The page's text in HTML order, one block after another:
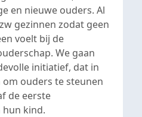
en nieuwe ouders. Al
gezinnen zodat geen
voelt bij de
We gaan
initiatief, dat in
ouders te steunen
de eerste
hun kind.